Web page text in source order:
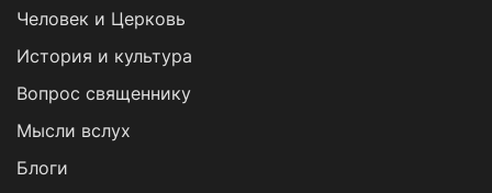
Человек и Церковь
История и культура
Вопрос священнику
Мысли вслух
Блоги